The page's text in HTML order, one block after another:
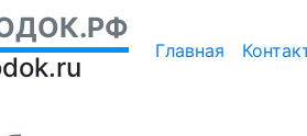
Главная